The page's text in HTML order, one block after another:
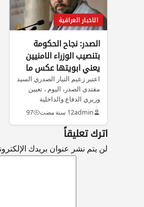
الاخبار العراقية
الصدر: نجاح الحكومة
بتنصيب الوزراء الامنيين
يعني ابويتها عكس ما
عودتنا سابقتها
اعتبر زعيم التيار الصدري السيد
مقتدى الصدر، اليوم ، تعيين
وزيري الدفاع والداخلية
“ابوية”…
admin12 سنة مضت 97
اترك تعليقاً
لن يتم نشر عنوان بريدك